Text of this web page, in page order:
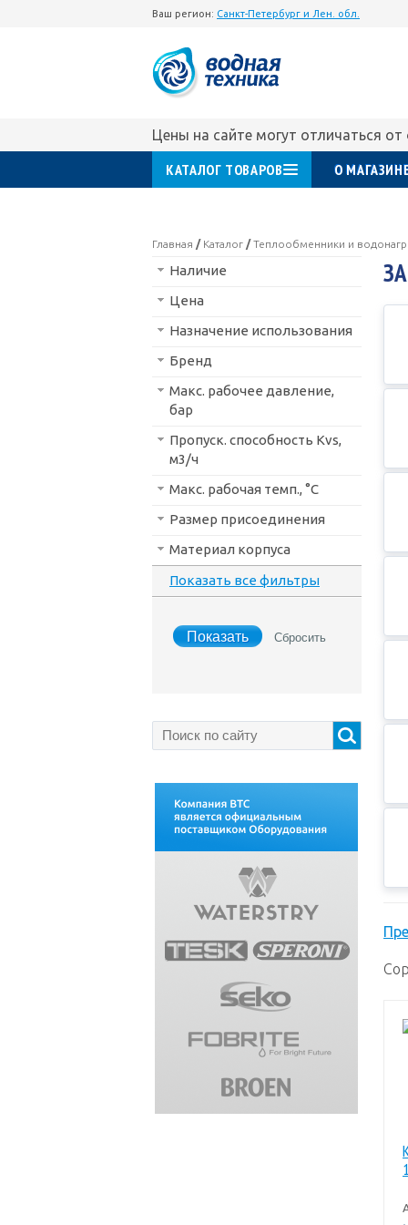
Ваш регион: Санкт-Петербург и Лен. обл.
Цены на сайте могут отличаться
КАТАЛОГ ТОВАРОВ О
Главная / Каталог /Теплообменники и
Наличие
Цена
Назначение использования
Бренд
Макс. рабочее давление,
бар
Пропуск. способность Kvs,
м3/ч
Макс. рабочая темп., °С
Размер присоединения
Материал корпуса
Показать все фильтры